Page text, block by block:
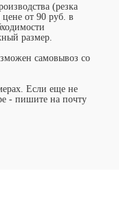
(резка
от 90 руб. в
размер.
самовывоз со
Если еще не
- пишите на почту